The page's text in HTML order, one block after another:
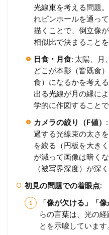
光線束を考える問題
れピンホールを通っ
描くことで、倒立像
相似比で決まること
日食・月食: 太陽、月
どこが本影（皆既食
食）になるかを考え
出る光線が月の縁に
学的に作図すること
カメラの絞り（F値）
過する光線束の太さ
を絞る（円板を大き
が減って画像は暗く
（被写界深度）が深
初見の問題での着眼点:
「像が欠ける」「
らの言葉は、光の
とを示唆しています